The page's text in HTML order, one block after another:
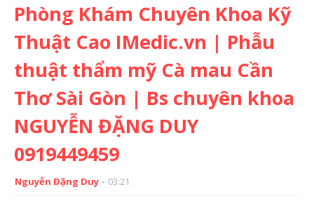
Phòng Khám Chuyên Khoa Kỹ
Thuật Cao IMedic.vn | Phẫu
thuật thẩm mỹ Cà mau Cần
Thơ Sài Gòn | Bs chuyên khoa
NGUYỄN ĐẶNG DUY
0919449459
Nguyễn Đặng Duy 03:21